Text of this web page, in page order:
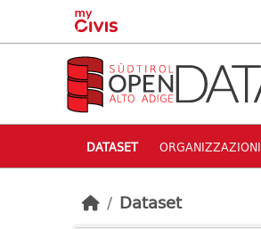
Skip to main content
DATASET ORGANIZZAZIONI
Dataset